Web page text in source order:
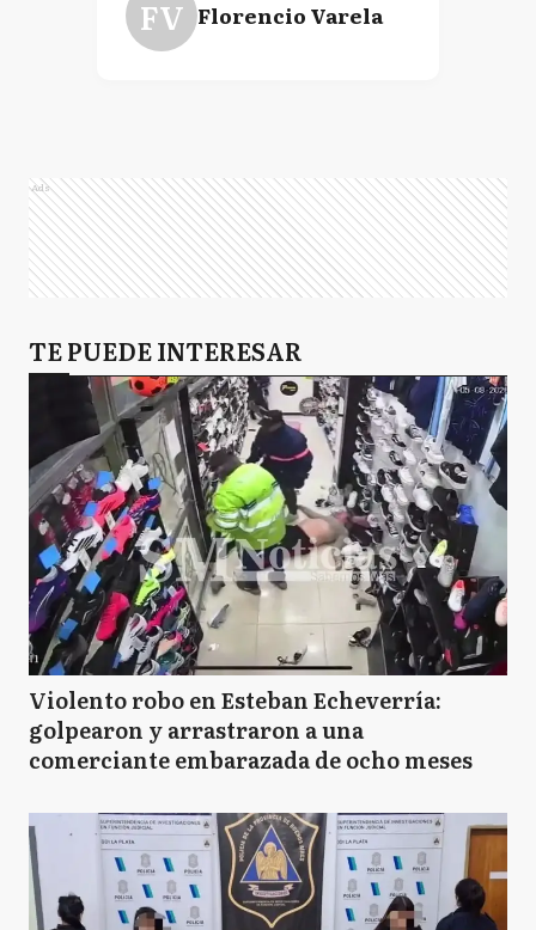
FV Florencio Varela
Ads
TE PUEDE INTERESAR
Violento robo en Esteban Echeverría:
golpearon y arrastraron a una
comerciante embarazada de ocho meses